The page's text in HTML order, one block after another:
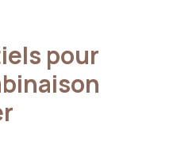
pour